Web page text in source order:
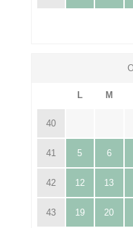
L M
40
41 5 6
42 12 13
43 19 20